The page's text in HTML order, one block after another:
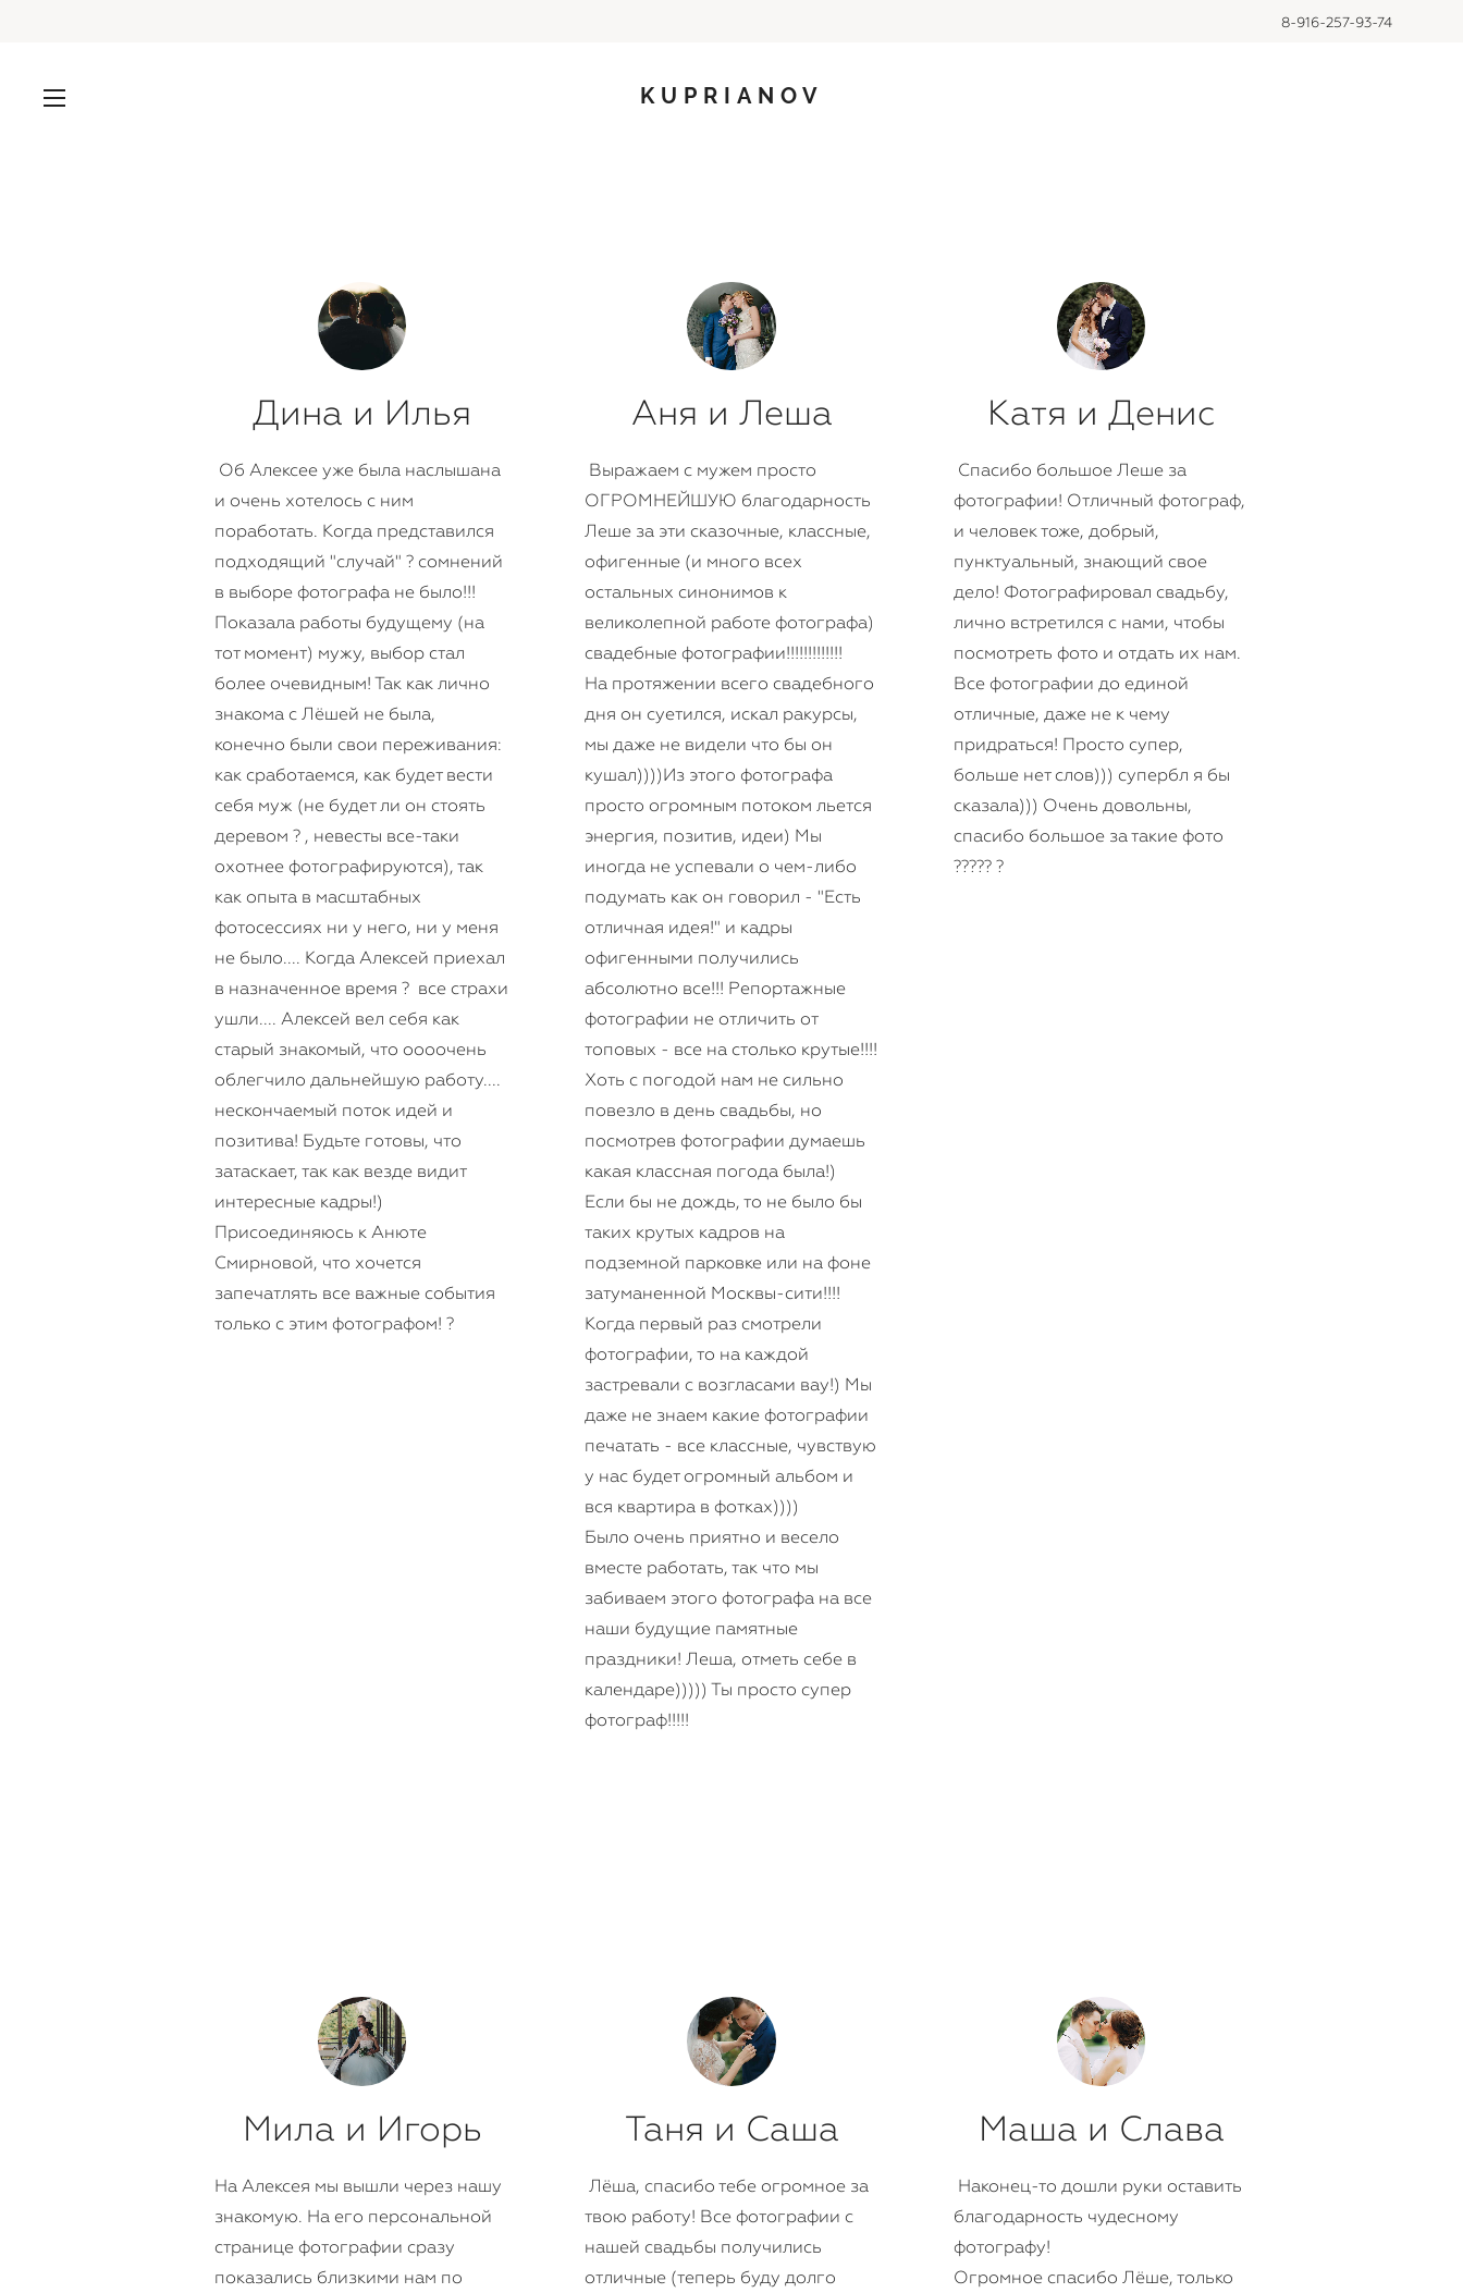
8-916-257-93-74
KUPRIANOV
Дина и Илья
Об Алексее уже была наслышана
и очень хотелось с ним
поработать. Когда представился
подходящий "случай" ? сомнений
в выборе фотографа не было!!!
Показала работы будущему (на
тот момент) мужу, выбор стал
более очевидным! Так как лично
знакома с Лёшей не была,
конечно были свои переживания:
как сработаемся, как будет вести
себя муж (не будет ли он стоять
деревом ? , невесты все-таки
охотнее фотографируются), так
как опыта в масштабных
фотосессиях ни у него, ни у меня
не было.... Когда Алексей приехал
в назначенное время ? все страхи
ушли.... Алексей вел себя как
старый знакомый, что оооочень
облегчило дальнейшую работу....
нескончаемый поток идей и
позитива! Будьте готовы, что
затаскает, так как везде видит
интересные кадры!)
Присоединяюсь к Анюте
Смирновой, что хочется
запечатлять все важные события
только с этим фотографом! ?
Аня и Леша
Выражаем с мужем просто
ОГРОМНЕЙШУЮ благодарность
Леше за эти сказочные, классные,
офигенные (и много всех
остальных синонимов к
великолепной работе фотографа)
свадебные фотографии!!!!!!!!!!!!!
На протяжении всего свадебного
дня он суетился, искал ракурсы,
мы даже не видели что бы он
кушал))))Из этого фотографа
просто огромным потоком льется
энергия, позитив, идеи) Мы
иногда не успевали о чем-либо
подумать как он говорил - "Есть
отличная идея!" и кадры
офигенными получились
абсолютно все!!! Репортажные
фотографии не отличить от
топовых - все на столько крутые!!!!
Хоть с погодой нам не сильно
повезло в день свадьбы, но
посмотрев фотографии думаешь
какая классная погода была!)
Если бы не дождь, то не было бы
таких крутых кадров на
подземной парковке или на фоне
затуманенной Москвы-сити!!!!
Когда первый раз смотрели
фотографии, то на каждой
застревали с возгласами вау!) Мы
даже не знаем какие фотографии
печатать - все классные, чувствую
у нас будет огромный альбом и
вся квартира в фотках))))
Было очень приятно и весело
вместе работать, так что мы
забиваем этого фотографа на все
наши будущие памятные
праздники! Леша, отметь себе в
календаре))))) Ты просто супер
фотограф!!!!!
Катя и Денис
Спасибо большое Леше за
фотографии! Отличный фотограф,
и человек тоже, добрый,
пунктуальный, знающий свое
дело! Фотографировал свадьбу,
лично встретился с нами, чтобы
посмотреть фото и отдать их нам.
Все фотографии до единой
отличные, даже не к чему
придраться! Просто супер,
больше нет слов))) супербл я бы
сказала))) Очень довольны,
спасибо большое за такие фото
????? ?
Мила и Игорь
На Алексея мы вышли через нашу
знакомую. На его персональной
странице фотографии сразу
показались близкими нам по
Таня и Саша
Лёша, спасибо тебе огромное за
твою работу! Все фотографии с
нашей свадьбы получились
отличные (теперь буду долго
Маша и Слава
Наконец-то дошли руки оставить
благодарность чудесному
фотографу!
Огромное спасибо Лёше, только